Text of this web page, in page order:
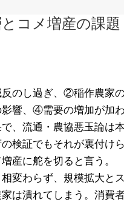
コメ増産の課題
のし過ぎ、②稲作農家
響、④需要の増加が加
、流通・農協悪玉論は
検証でもそれが裏付け
産に舵を切ると言う。
変わらず、規模拡大と
は潰れてしまう。消費